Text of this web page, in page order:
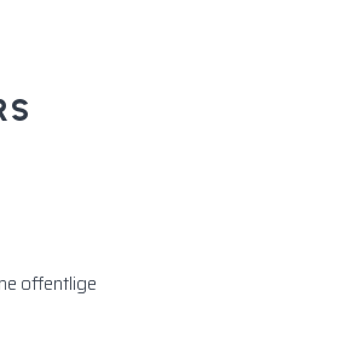
offentlige